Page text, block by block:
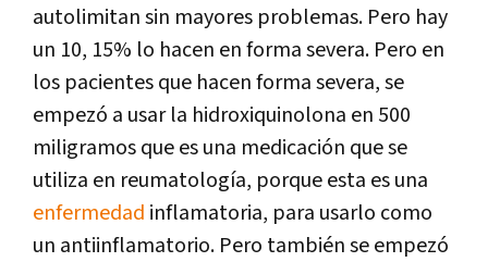
autolimitan sin mayores problemas. Pero hay
un 10, 15% lo hacen en forma severa. Pero en
los pacientes que hacen forma severa, se
empezó a usar la hidroxiquinolona en 500
miligramos que es una medicación que se
utiliza en reumatología, porque esta es una
enfermedad inflamatoria, para usarlo como
un antiinflamatorio. Pero también se empezó